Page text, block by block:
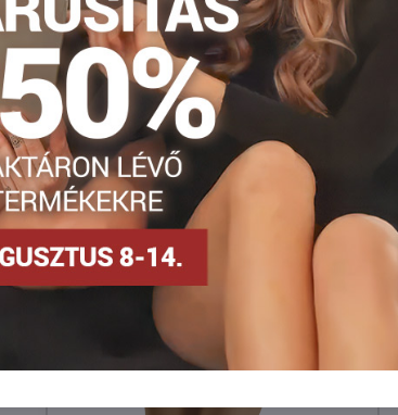
BlueskyPinterestReddit LinkedInWhatsApp
E-
mail